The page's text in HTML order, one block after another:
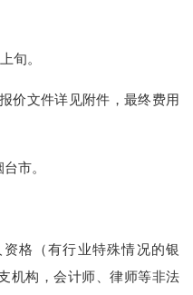
旬。
价文件详见附件，最终费用
市。
资格（有行业特殊情况的银
机构，会计师、律师等非法